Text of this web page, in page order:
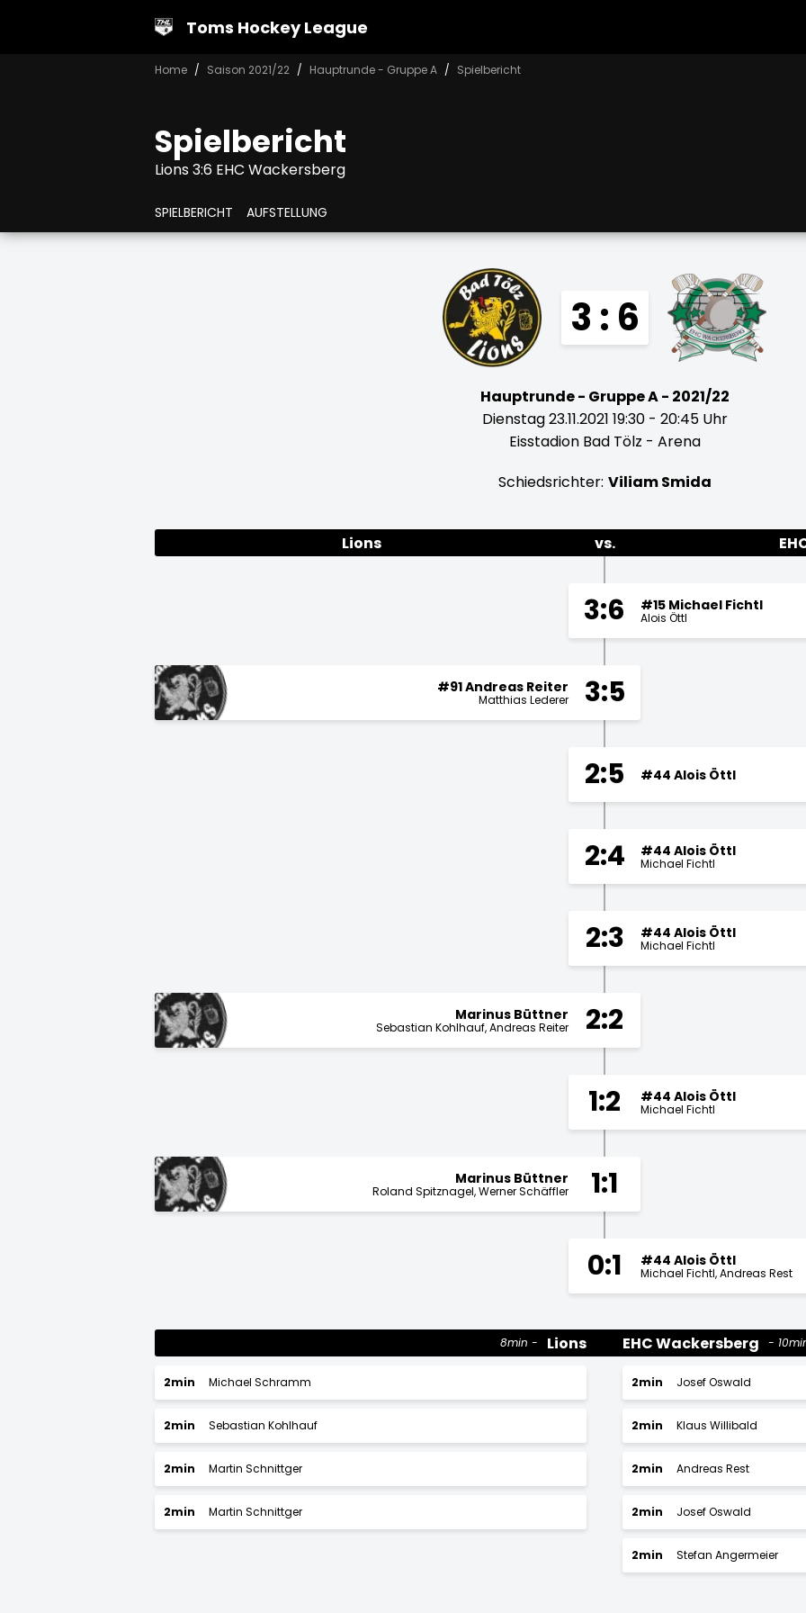
Toms Hockey League
Home Saison 2021/22 Hauptrunde - Gruppe A Spielbericht
Spielbericht
Lions 3:6 EHC Wackersberg
SPIELBERICHT AUFSTELLUNG
3 : 6
Hauptrunde - Gruppe A - 2021/22
Dienstag 23.11.2021 19:30 - 20:45 Uhr
Eisstadion Bad Tölz - Arena
Schiedsrichter: Viliam Smida
Lions vs.
3:6 #15 Michael Fichtl
Alois Öttl
3:5
#91 Andreas Reiter
Matthias Lederer
2:5 #44 Alois Öttl
2:4 #44 Alois Öttl
Michael Fichtl
2:3 #44 Alois Öttl
Michael Fichtl
2:2
Marinus Büttner
Sebastian Kohlhauf Andreas Reiter
1:2 #44 Alois Öttl
Michael Fichtl
1:1
Marinus Büttner
Roland Spitznagel Werner Schäffler
0:1 #44 Alois Öttl
Michael Fichtl Andreas Rest
Lions
8min
2min Michael Schramm
2min Sebastian Kohlhauf
2min Martin Schnittger
2min Martin Schnittger
EHC Wackersberg
2min Josef Oswald
2min Klaus Willibald
2min Andreas Rest
2min Josef Oswald
2min Stefan Angermeier